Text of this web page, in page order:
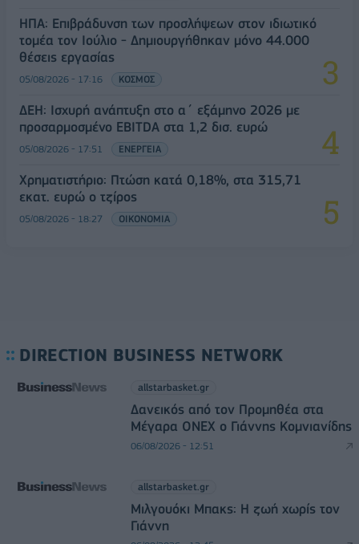
ΗΠΑ: Επιβράδυνση των προσλήψεων στον ιδιωτικό
τομέα τον Ιούλιο - Δημιουργήθηκαν μόνο 44.000
θέσεις εργασίας
05/08/2026 - 17:16 ΚΟΣΜΟΣ
ΔΕΗ: Ισχυρή ανάπτυξη στο α΄ εξάμηνο 2026 με
προσαρμοσμένο EBITDA στα 1,2 δισ. ευρώ
05/08/2026 - 17:51 ΕΝΕΡΓΕΙΑ
Χρηματιστήριο: Πτώση κατά 0,18%, στα 315,71
εκατ. ευρώ ο τζίρος
05/08/2026 - 18:27 ΟΙΚΟΝΟΜΙΑ
DIRECTION BUSINESS NETWORK
allstarbasket.gr
Δανεικός από τον Προμηθέα στα
Μέγαρα ONEX ο Γιάννης Κομνιανίδης
06/08/2026 - 12:51
allstarbasket.gr
Μιλγουόκι Μπακς: Η ζωή χωρίς τον
Γιάννη